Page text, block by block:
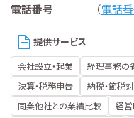
電話番号
（電話
提供サービス
会社設立・起業 経理事務の
決算・税務申告
納税・節税
同業他社との業績比較
経